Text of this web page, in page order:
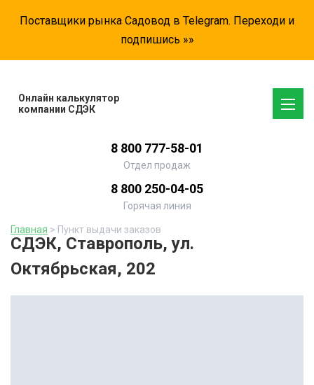
Поставщики рынка Садовод в Telegram. Переходи и
подпишись »»
Онлайн калькулятор
компании СДЭК
8 800 777-58-01
Отдел продаж
8 800 250-04-05
Горячая линия
Главная > Пункт выдачи заказов
СДЭК, Ставрополь, ул.
Октябрьская, 202